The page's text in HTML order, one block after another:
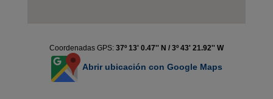
Coordenadas GPS: 37º 13' 0.47'' N / 3º 43' 21.92'' W
Abrir ubicación con Google Maps